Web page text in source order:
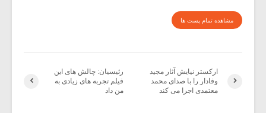
مشاهده تمام پست ها
رئیسیان: چالش های این
فیلم تجربه های زیادی به
من داد
ارکستر نیایش آثار مجید
وفادار را با صدای محمد
معتمدی اجرا می کند